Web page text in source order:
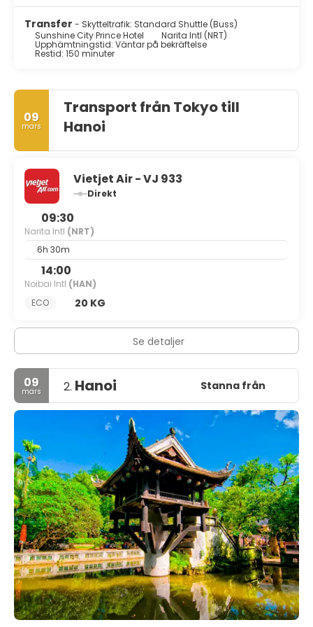
Transfer - Skytteltrafik: Standard Shuttle (Buss)
Sunshine City Prince Hotel
Narita Intl (NRT)
Upphämtningstid: Väntar på bekräftelse
Restid: 150 minuter
09
mars
Transport från Tokyo till
Hanoi
Vietjet Air - VJ 933
Direkt
09:30
Narita Intl (NRT)
6h 30m
14:00
Noibai Intl (HAN)
ECO
20 KG
Se detaljer
09
mars 2. Hanoi Stanna från